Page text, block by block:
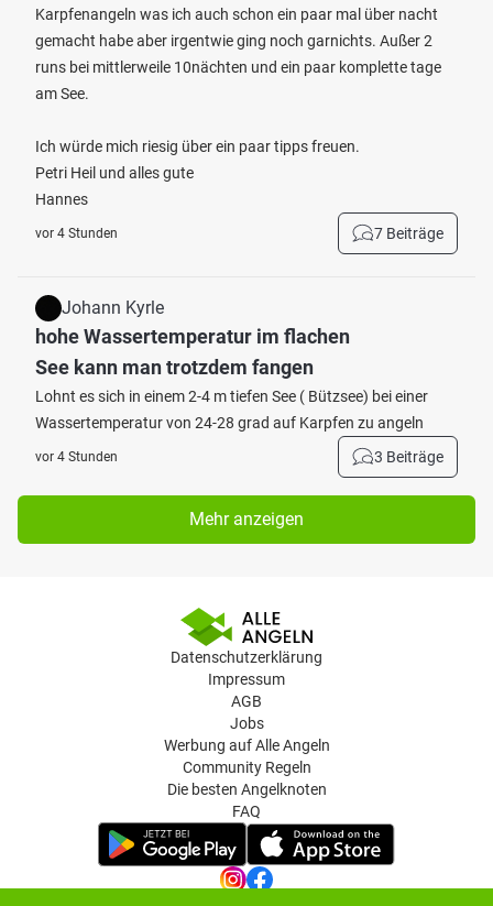
Karpfenangeln was ich auch schon ein paar mal über nacht
gemacht habe aber irgentwie ging noch garnichts. Außer 2
runs bei mittlerweile 10nächten und ein paar komplette tage
am See.
Ich würde mich riesig über ein paar tipps freuen.
Petri Heil und alles gute
Hannes
vor 4 Stunden 7 Beiträge
Johann Kyrle
hohe Wassertemperatur im flachen
See kann man trotzdem fangen
Lohnt es sich in einem 2-4 m tiefen See ( Bützsee) bei einer
Wassertemperatur von 24-28 grad auf Karpfen zu angeln
vor 4 Stunden 3 Beiträge
Mehr anzeigen
Datenschutzerklärung
Impressum
AGB
Jobs
Werbung auf Alle Angeln
Community Regeln
Die besten Angelknoten
FAQ